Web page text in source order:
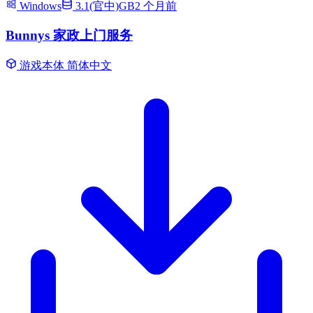
Windows 3.1(官中)GB2 个月前
Bunnys 家政上门服务
游戏本体 简体中文